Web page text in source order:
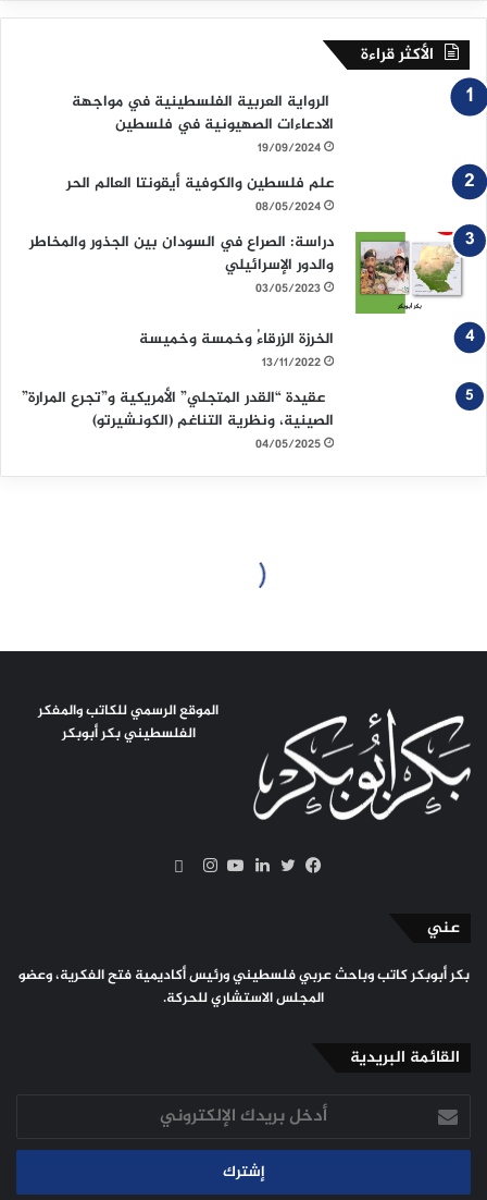
الأكثر قراءة
الرواية العربية الفلسطينية في مواجهة
الادعاءات الصهيونية في فلسطين
19/09/2024
علم فلسطين والكوفية أيقونتا العالم الحر
08/05/2024
دراسة: الصراع في السودان بين الجذور والمخاطر
والدور الإسرائيلي
03/05/2023
الخرزة الزرقاءُ وخمسة وخميسة
13/11/2022
عقيدة “القدر المتجلي” الأمريكية و”تجرع المرارة”
الصينية، ونظرية التناغم (الكونشيرتو)
04/05/2025
الموقع الرسمي للكاتب والمفكر
الفلسطيني بكر أبوبكر
عني
بكر أبوبكر كاتب وباحث عربي فلسطيني ورئيس أكاديمية فتح الفكرية، وعضو
المجلس الاستشاري للحركة.
القائمة البريدية
أدخل
بريدك
الإلكتروني